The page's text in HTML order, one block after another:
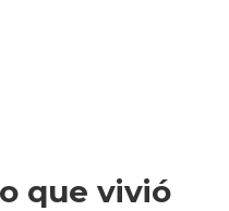
que vivió